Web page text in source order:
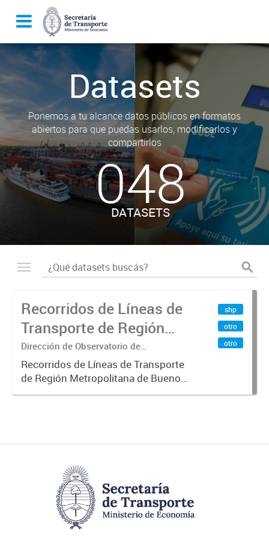
Datasets
Ponemos a tu alcance datos públicos en formatos
abiertos para que puedas usarlos, modificarlos y
compartirlos
048
DATASETS
Recorridos de Líneas de
Transporte de Región
Metropolitana de
Buenos Aires (RMBA)
Dirección de Observatorio de
Transporte, Estudio y Sistemas
Recorridos de Líneas de Transporte
de Región Metropolitana de Buenos
Aires (RMBA).-
shp
otro
otro